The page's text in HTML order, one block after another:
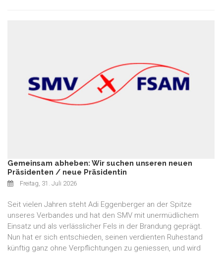
Gemeinsam abheben: Wir suchen unseren neuen
Präsidenten / neue Präsidentin
Freitag, 31. Juli 2026
Seit vielen Jahren steht Adi Eggenberger an der Spitze
unseres Verbandes und hat den SMV mit unermüdlichem
Einsatz und als verlässlicher Fels in der Brandung geprägt.
Nun hat er sich entschieden, seinen verdienten Ruhestand
künftig ganz ohne Verpflichtungen zu geniessen, und wird